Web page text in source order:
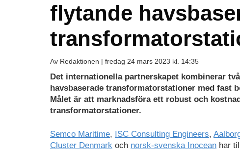
flytande
Av Redaktionen | fredag 24 mars 2023 kl. 14:35
Det internationella partnerskapet kombinerar
havsbaserade transformatorstationer med fast
Målet är att marknadsföra ett robust och
transformatorstationer.
Semco Maritime, ISC Consulting Engineers,
Cluster Denmark och norsk-svenska Inocean har